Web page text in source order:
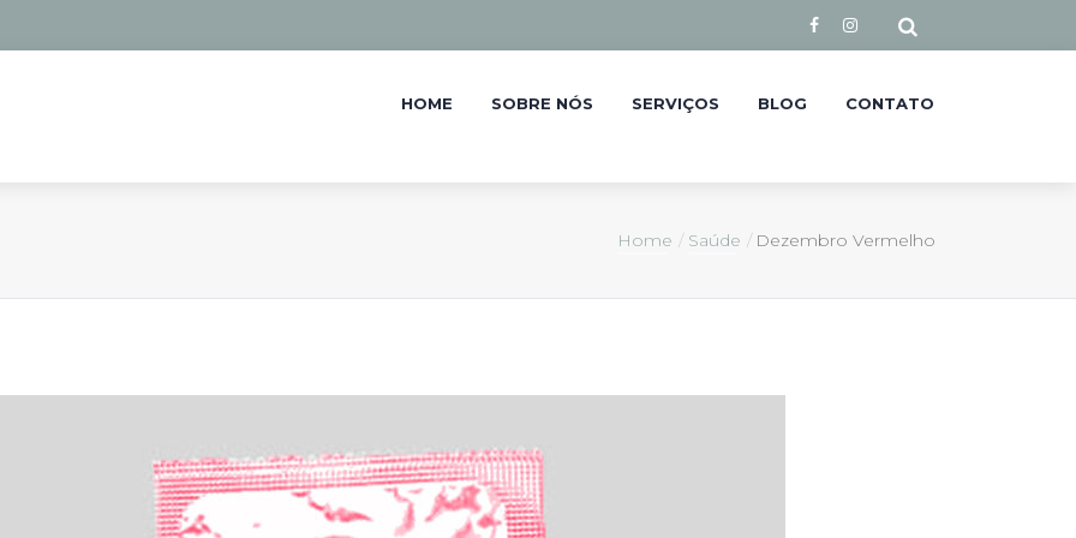
HOME SOBRE NÓS SERVIÇOS BLOG CONTATO
Home Saúde Dezembro Vermelho